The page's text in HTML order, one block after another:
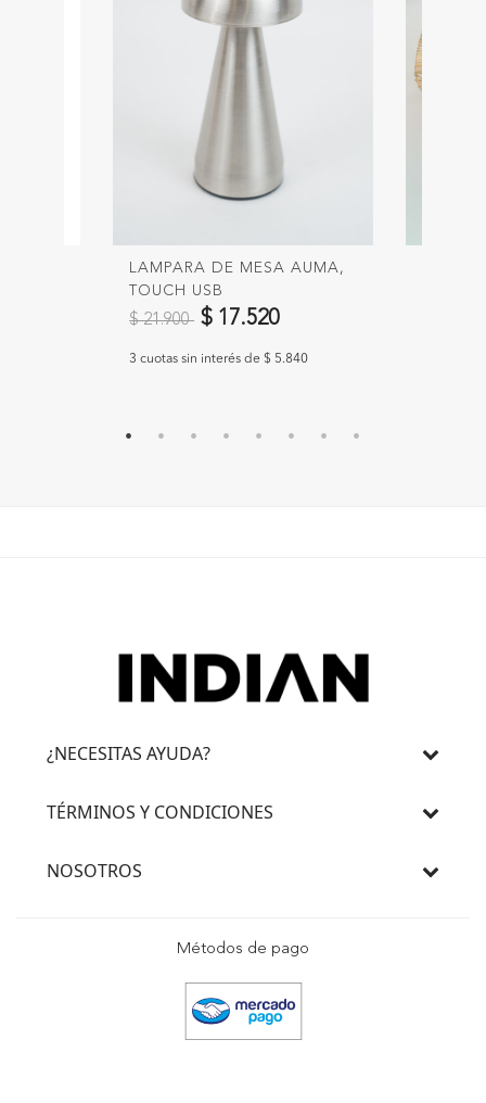
LAMPARA DE MESA AUMA,
TOUCH USB
Precio reducido de
$ 21.900 a$ 17.520
3 cuotas sin interés de $ 5.840
¿NECESITAS AYUDA?
TÉRMINOS Y CONDICIONES
NOSOTROS
Métodos de pago